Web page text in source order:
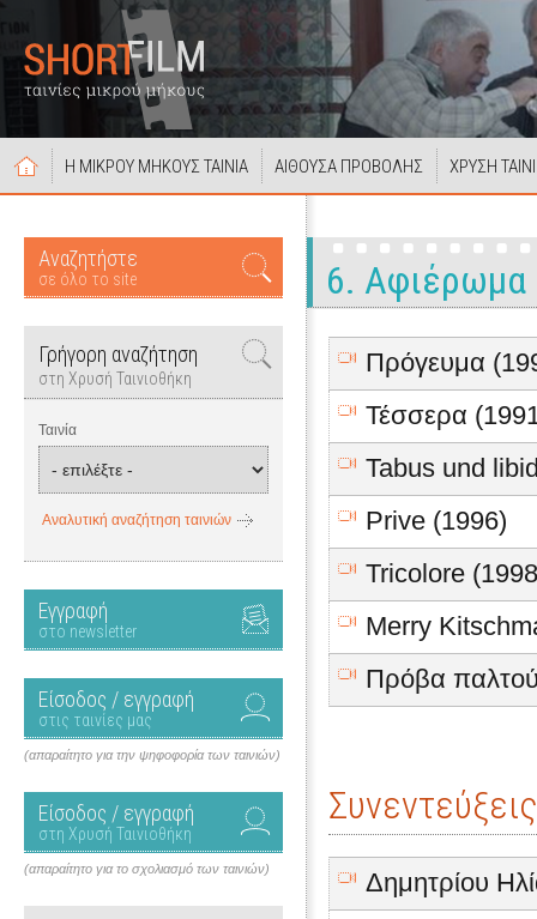
Η ΜΙΚΡΟΥ ΜΗΚΟΥΣ ΤΑΙΝΙΑ ΑΙΘΟΥΣΑ ΠΡΟΒΟΛΗΣ ΧΡΥΣΗ
Αναζητήστε
σε όλο το site
Γρήγορη αναζήτηση
στη Χρυσή Ταινιοθήκη
Ταινία
Αναλυτική αναζήτηση ταινιών
Εγγραφή
στο newsletter
Είσοδος / εγγραφή
στις ταινίες μας
(απαραίτητο για την ψηφοφορία των ταινιών)
Είσοδος / εγγραφή
στη Χρυσή Ταινιοθήκη
(απαραίτητο για το σχολιασμό των ταινιών)
6. Αφιέρωμα
Πρόγευμα
Τέσσερα
Tabus und
Prive (1996)
Tricolore
Merry
Πρόβα
Δημητρίου